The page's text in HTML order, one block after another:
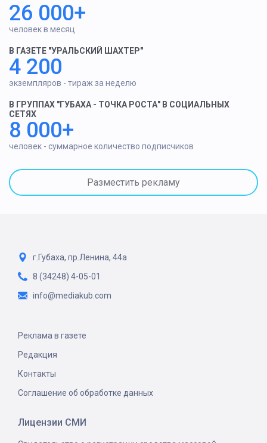
26 000+
человек в месяц
В ГАЗЕТЕ "УРАЛЬСКИЙ ШАХТЕР"
4 200
экземпляров - тираж за неделю
В ГРУППАХ "ГУБАХА - ТОЧКА РОСТА" В СОЦИАЛЬНЫХ
СЕТЯХ
8 000+
человек - суммарное количество подписчиков
Разместить рекламу
г.Губаха, пр.Ленина, 44а
8 (34248) 4-05-01
info@mediakub.com
Реклама в газете
Редакция
Контакты
Соглашение об обработке данных
Лицензии СМИ